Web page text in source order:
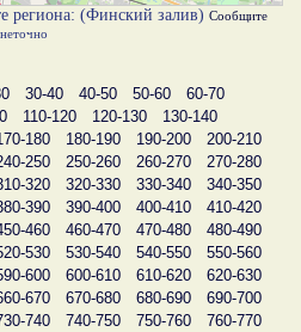
региона: (Финский залив) Сообщите
30-40 40-50 50-60
60-70
110-120 120-130
130-140
180 180-190 190-200
200-210
250 250-260 260-270
270-280
320 320-330 330-340
340-350
390 390-400 400-410
410-420
460 460-470 470-480
480-490
530 530-540 540-550
550-560
600 600-610 610-620
620-630
670 670-680 680-690
690-700
740 740-750 750-760
760-770